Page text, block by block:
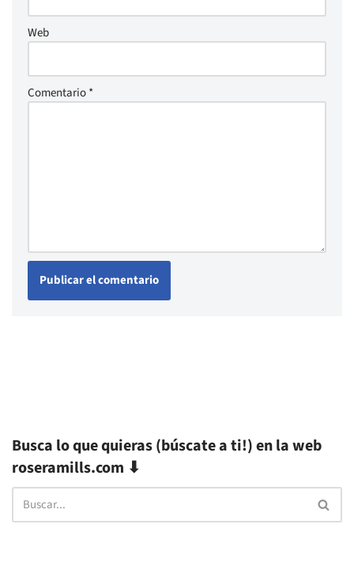
Web
Comentario*
Busca lo que quieras (búscate a ti!) en la web
roseramills.com ⬇